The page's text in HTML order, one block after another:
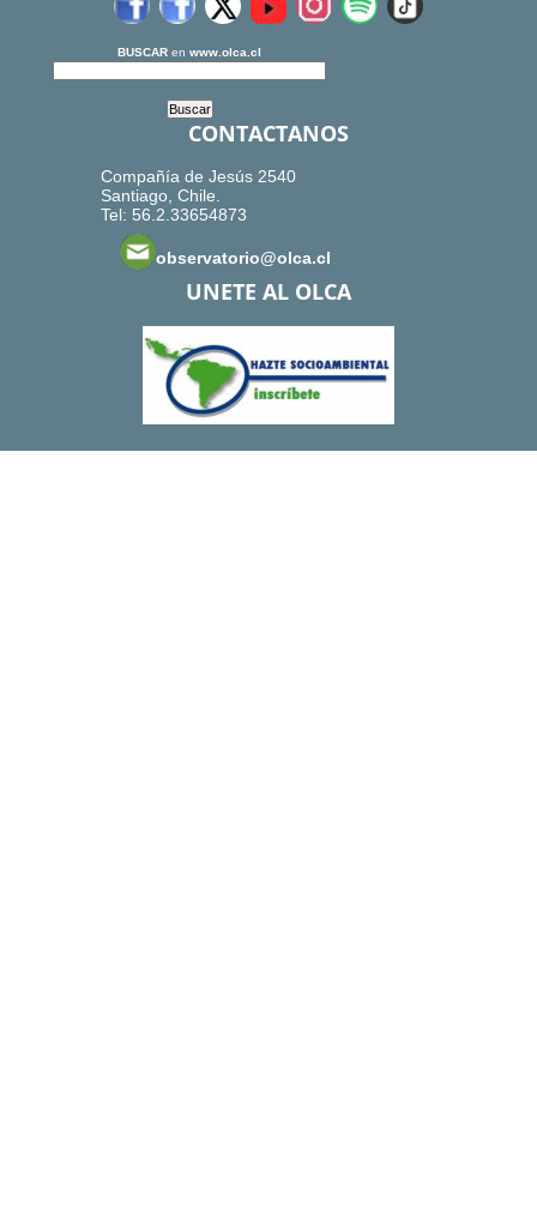
BUSCAR en www.olca.cl
CONTACTANOS
Compañía de Jesús 2540
Santiago, Chile.
Tel: 56.2.33654873
observatorio@olca.cl
UNETE AL OLCA